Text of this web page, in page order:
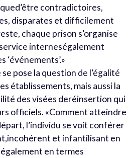
contradictoires,
disparates et difficilement
chaque prison s’organise
interneségalement
‘événements’.»
pose la question de l’égalité
établissements, mais aussi la
des visées deréinsertion qui
officiels. «Comment atteindre
l’individu se voit conférer
et infantilisant en
en termes